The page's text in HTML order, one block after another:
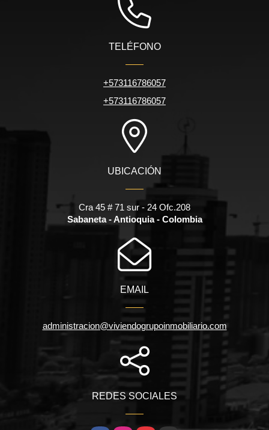
TELÉFONO
+573116786057
+573116786057
UBICACIÓN
Cra 45 # 71 sur - 24 Ofc.208
Sabaneta - Antioquia - Colombia
EMAIL
administracion@viviendogrupoinmobiliario.com
REDES SOCIALES